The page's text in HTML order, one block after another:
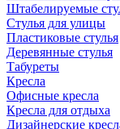
Штабелируемые
Стулья для улицы
Пластиковые стулья
Деревянные стулья
Табуреты
Кресла
Офисные кресла
Кресла для отдыха
Дизайнерские